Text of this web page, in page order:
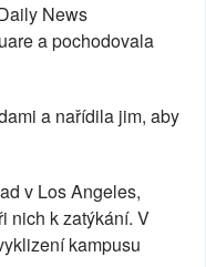
News
a pochodovala
a nařídila jim, aby
v Los Angeles,
nich k zatýkání. V
kampusu